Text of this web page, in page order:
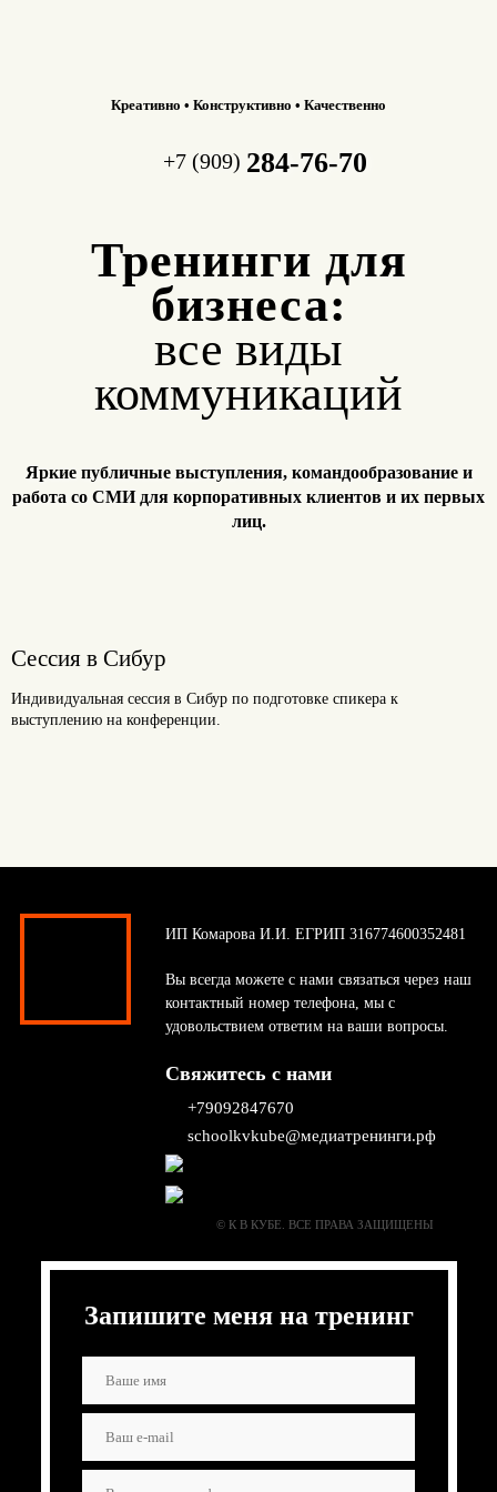
Креативно • Конструктивно • Качественно
+7 (909) 284-76-70
Тренинги для
бизнеса:
все виды
коммуникаций
Яркие публичные выступления, командообразование и
работа со СМИ для корпоративных клиентов и их первых
лиц.
Сессия в Сибур
Индивидуальная сессия в Сибур по подготовке спикера к
выступлению на конференции.
ИП Комарова И.И. ЕГРИП 316774600352481
Вы всегда можете с нами связаться через наш
контактный номер телефона, мы с
удовольствием ответим на ваши вопросы.
Свяжитесь с нами
+79092847670
schoolkvkube@медиатренинги.рф
© К В КУБЕ. ВСЕ ПРАВА ЗАЩИЩЕНЫ
Запишите меня на тренинг